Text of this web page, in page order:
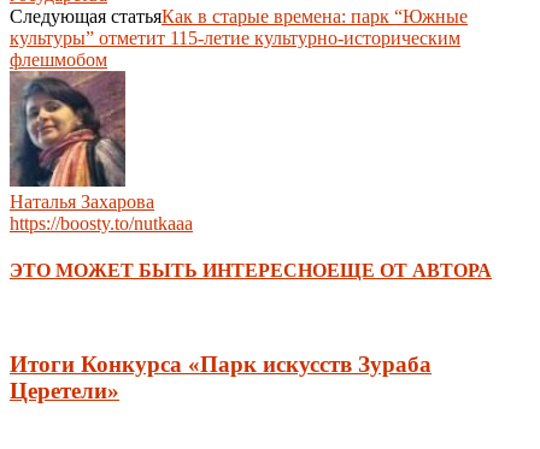
Следующая статьяКак в старые времена: парк “Южные
культуры” отметит 115-летие культурно-историческим
флешмобом
Наталья Захарова
https://boosty.to/nutkaaa
ЭТО МОЖЕТ БЫТЬ ИНТЕРЕСНОЕЩЕ ОТ АВТОРА
Итоги Конкурса «Парк искусств Зураба
Церетели»